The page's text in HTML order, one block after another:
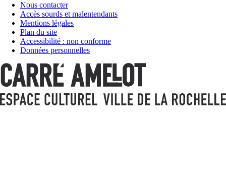
Nous contacter
Accès sourds et malentendants
Mentions légales
Plan du site
Accessibilité : non conforme
Données personnelles